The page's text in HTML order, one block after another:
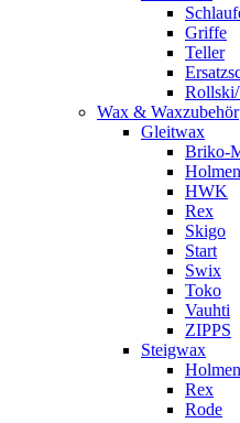
Griffe
Teller
Rollski/
Wax & Waxzubehör
Gleitwax
Briko-
HWK
Rex
Skigo
Start
Swix
Toko
Vauhti
ZIPPS
Steigwax
Rex
Rode